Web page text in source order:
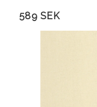
589 SEK